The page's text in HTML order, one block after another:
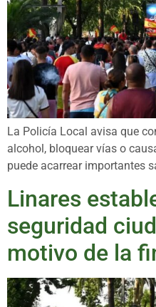
La Policía Local avisa que
alcohol, bloquear vías o
puede acarrear importantes
Linares
seguridad
motivo de la